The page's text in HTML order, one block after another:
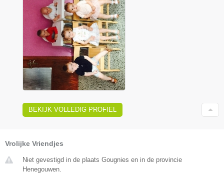
BEKIJK VOLLEDIG PROFIEL
Vrolijke Vriendjes
Niet gevestigd in de plaats Gougnies en in de provincie
Henegouwen.